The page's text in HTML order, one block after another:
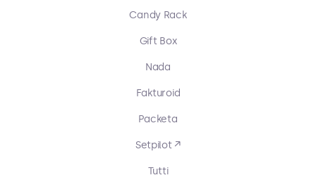
Candy Rack
Gift Box
Nada
Fakturoid
Packeta
Setpilot ↗
Tutti